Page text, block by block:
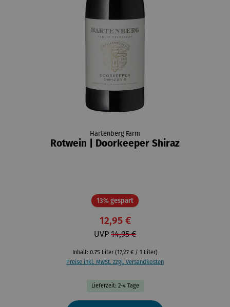
Hartenberg Farm
Rotwein | Doorkeeper Shiraz
13% gespartRabatt
12,95 €
UVP 14,95 €
Inhalt: 0.75 Liter (17,27 € / 1 Liter)
Preise inkl. MwSt. zzgl. Versandkosten
Lieferzeit: 2-4 Tage